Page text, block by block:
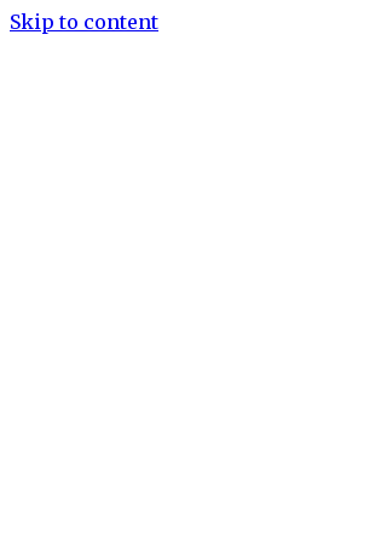
Skip to content